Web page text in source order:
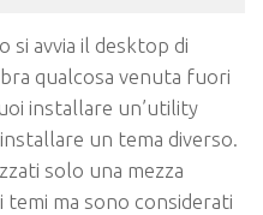
si avvia il desktop di
qualcosa venuta fuori
installare un’utility
un tema diverso.
solo una mezza
temi ma sono considerati